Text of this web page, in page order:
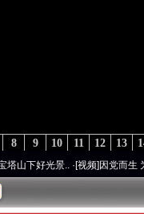
13
12
11
10
9
8
好光景..·[视频] 因党而生 为党